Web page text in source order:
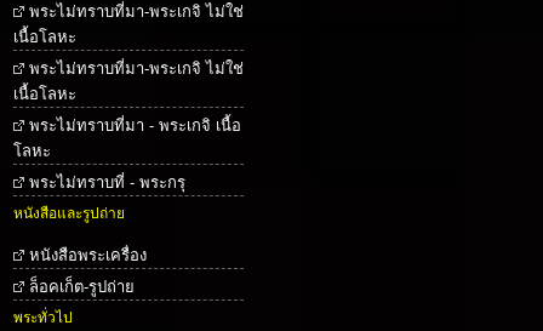
พระไม่ทราบที่มา-พระเกจิ ไม่ใช่
เนื้อโลหะ
พระไม่ทราบที่มา-พระเกจิ ไม่ใช่
เนื้อโลหะ
พระไม่ทราบที่มา - พระเกจิ เนื้อ
โลหะ
พระไม่ทราบที่ - พระกรุ
หนังสือและรูปถ่าย
หนังสือพระเครื่อง
ล็อคเก็ต-รูปถ่าย
พระทั่วไป